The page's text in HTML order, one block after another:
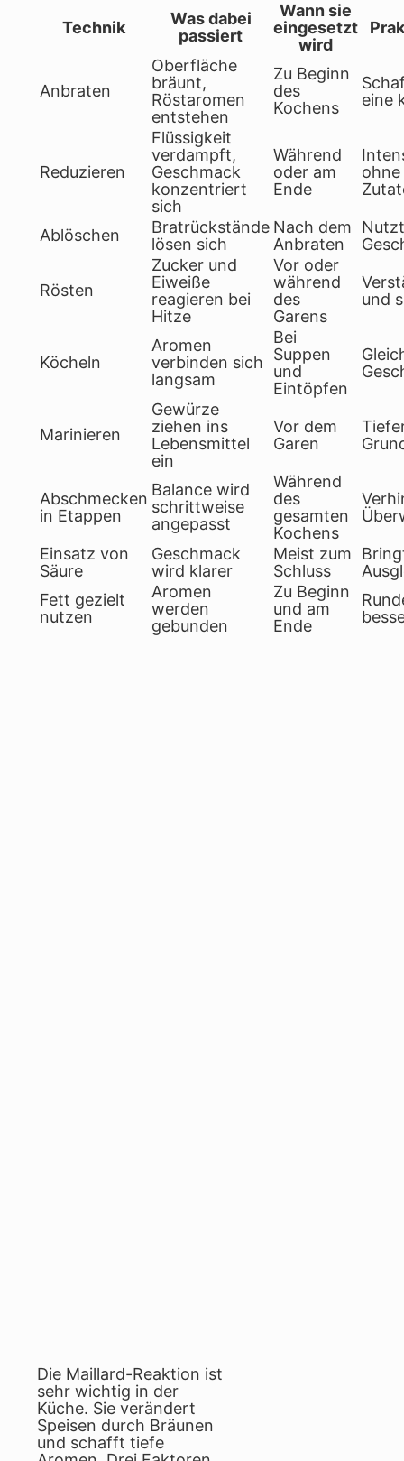
Technik
Was dabei
passiert
Wann sie
eingesetzt
wird
Anbraten
Oberfläche
bräunt,
Röstaromen
entstehen
Zu Beginn
des
Kochens
eine
Reduzieren
Flüssigkeit
verdampft,
Geschmack
konzentriert
sich
Während
oder am
Ende
Ablöschen
Bratrückstände
lösen sich
Nach dem
Anbraten
Rösten
Zucker und
Eiweiße
reagieren bei
Hitze
Vor oder
während
des
Garens
und
Köcheln
Aromen
verbinden sich
langsam
Bei
Suppen
und
Eintöpfen
Marinieren
Gewürze
ziehen ins
Lebensmittel
ein
Vor dem
Garen
Abschmecken
in Etappen
Balance wird
schrittweise
angepasst
Während
des
gesamten
Kochens
Einsatz von
Säure
Geschmack
wird klarer
Meist zum
Schluss
Fett gezielt
nutzen
Aromen
werden
gebunden
Zu Beginn
und am
Ende
Die Maillard-Reaktion ist
sehr wichtig in der
Küche. Sie verändert
Speisen durch Bräunen
und schafft tiefe